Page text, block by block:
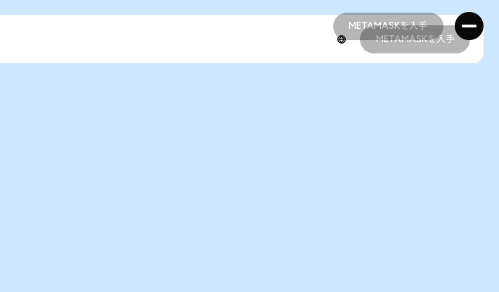
METAMASKを入手
METAMASKを入手
METAMASKを入手